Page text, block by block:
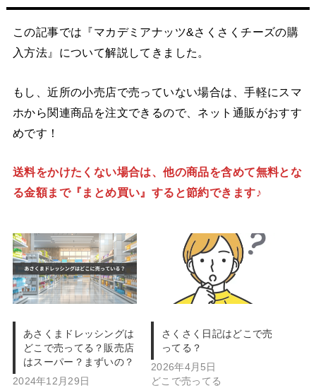
この記事では『マカデミアナッツ&さくさくチーズの購
入方法』について解説してきました。
もし、近所の小売店で売っていない場合は、手軽にスマ
ホから関連商品を注文できるので、ネット通販がおすす
めです！
送料をかけたくない場合は、他の商品を含めて無料とな
る金額まで『まとめ買い』すると節約できます♪
あさくまドレッシングは
どこで売ってる？販売店
はスーパー？まずいの？
2024年12月29日
さくさく日記はどこで売
ってる？
2026年4月5日
どこで売ってる